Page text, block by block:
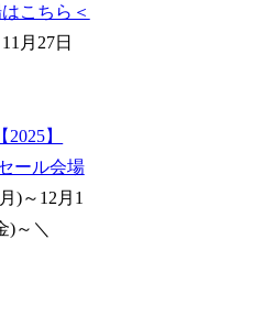
こちら＜
月27日
【2025】
ール会場
)～12月1
)～＼